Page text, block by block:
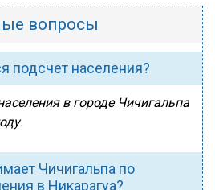
вопросы
подсчет населения?
в городе Чичигальпа
Чичигальпа по
в Никарагуа?